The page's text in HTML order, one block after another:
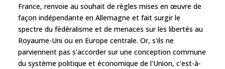
France, renvoie au souhait de règles mises en œuvre de
façon indépendante en Allemagne et fait surgir le
spectre du fédéralisme et de menaces sur les libertés au
Royaume-Uni ou en Europe centrale. Or, s'ils ne
parviennent pas s'accorder sur une conception commune
du système politique et économique de l'Union, c'est-à-